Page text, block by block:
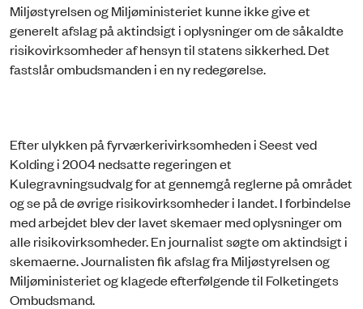
Miljøstyrelsen og Miljøministeriet kunne ikke give et
generelt afslag på aktindsigt i oplysninger om de såkaldte
risikovirksomheder af hensyn til statens sikkerhed. Det
fastslår ombudsmanden i en ny redegørelse.
Efter ulykken på fyrværkerivirksomheden i Seest ved
Kolding i 2004 nedsatte regeringen et
Kulegravningsudvalg for at gennemgå reglerne på området
og se på de øvrige risikovirksomheder i landet. I forbindelse
med arbejdet blev der lavet skemaer med oplysninger om
alle risikovirksomheder. En journalist søgte om aktindsigt i
skemaerne. Journalisten fik afslag fra Miljøstyrelsen og
Miljøministeriet og klagede efterfølgende til Folketingets
Ombudsmand.